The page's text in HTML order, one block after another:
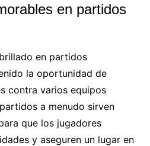
en partidos
en partidos
la oportunidad de
contra varios equipos
a menudo sirven
que los jugadores
y aseguren un lugar en